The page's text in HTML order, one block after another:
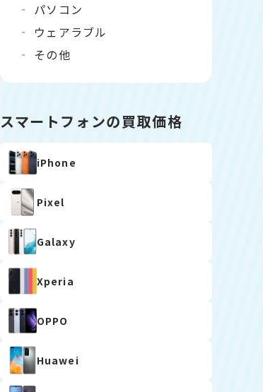
パソコン
ウェアラブル
その他
スマートフォンの買取価格
iPhone
Pixel
Galaxy
Xperia
OPPO
Huawei